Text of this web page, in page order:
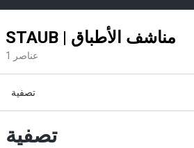
STAUB | مناشف الأطباق
1 عناصر
تصفية
تصفية